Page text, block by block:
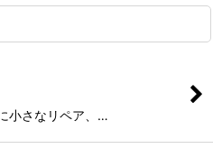
小さなリペア、…